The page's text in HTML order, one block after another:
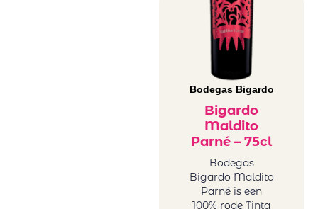
Bodegas Bigardo
Bigardo
Maldito
Parné – 75cl
Bodegas
Bigardo Maldito
Parné is een
100% rode Tinta